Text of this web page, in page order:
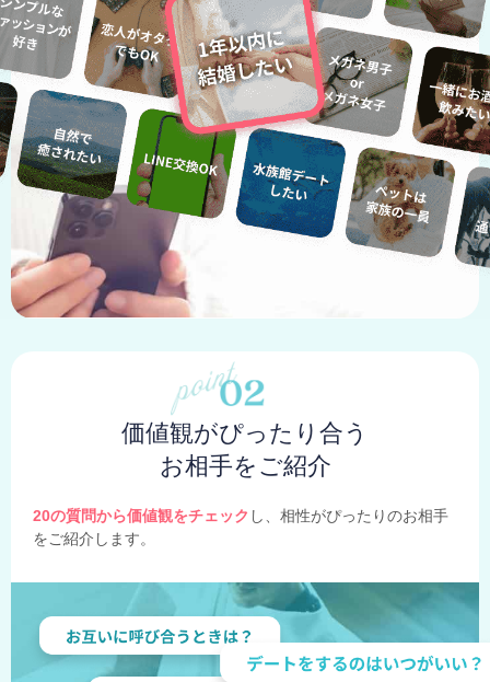
価値観がぴったり合う
お相手をご紹介
20の質問から価値観をチェック し、相性がぴったりのお相手
をご紹介します。